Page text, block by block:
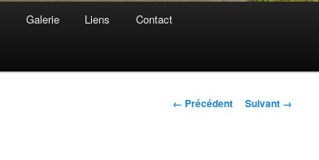
Galerie Liens Contact
Navigation
← Précédent Suivant →